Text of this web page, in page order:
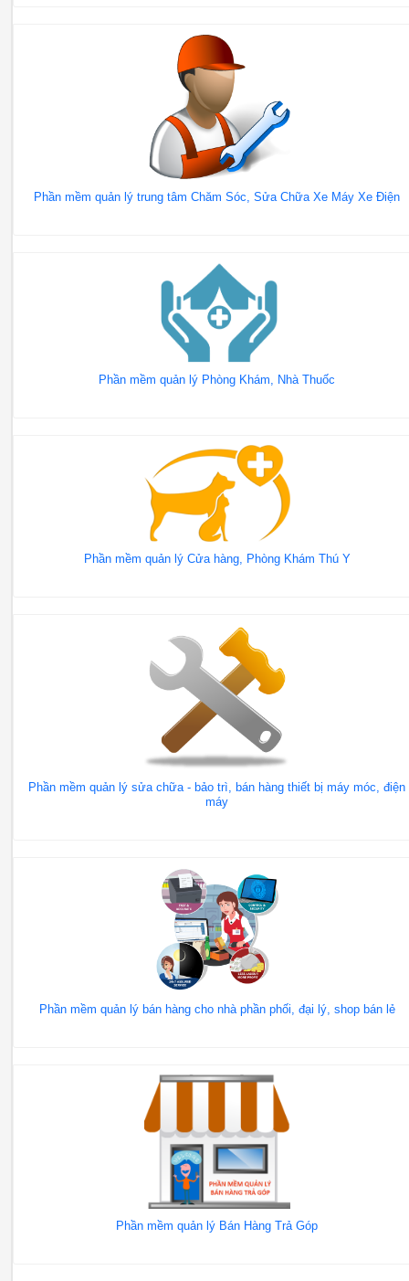
Phần mềm quản lý trung tâm Chăm Sóc, Sửa Chữa Xe Máy Xe Điện
Phần mềm quản lý Phòng Khám, Nhà Thuốc
Phần mềm quản lý Cửa hàng, Phòng Khám Thú Y
Phần mềm quản lý sửa chữa - bảo trì, bán hàng thiết bị máy móc, điện
máy
Phần mềm quản lý bán hàng cho nhà phần phối, đại lý, shop bán lẻ
Phần mềm quản lý Bán Hàng Trả Góp